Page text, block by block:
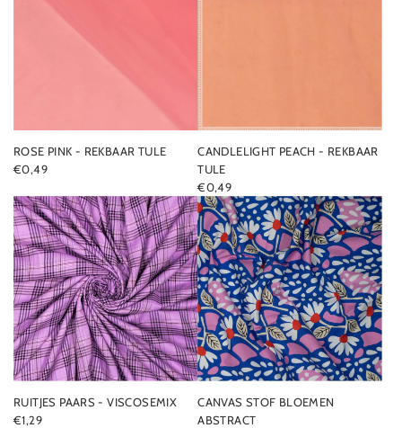
ROSE PINK - REKBAAR TULE
€0,49
CANDLELIGHT PEACH - REKBAAR
TULE
€0,49
RUITJES PAARS - VISCOSEMIX
€1,29
CANVAS STOF BLOEMEN
ABSTRACT